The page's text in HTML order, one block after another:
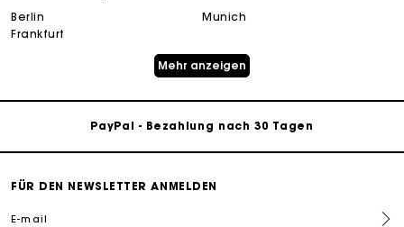
berlin
munich
frankfurt
Mehr anzeigen
Die Maje-Geschenkkarte: Die beste Möglichkeit, das
Kostenlose Lieferung innerhalb von 2-3 Tagen
PayPal - Bezahlung nach 30 Tagen
Die Maje-Geschenkkarte: Die beste Möglichkeit, das
FÜR DEN NEWSLETTER ANMELDEN
E-mail